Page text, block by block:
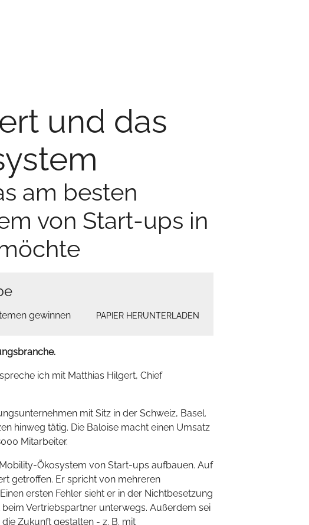
und das
am besten
von Start-ups in
gewinnen PAPIER HERUNTERLADEN
ich mit Matthias Hilgert, Chief
mit Sitz in der Schweiz, Basel.
hinweg tätig. Die Baloise macht einen Umsatz
Mitarbeiter.
Ökosystem von Start-ups aufbauen. Auf
getroffen. Er spricht von mehreren
ersten Fehler sieht er in der Nichtbesetzung
Vertriebspartner unterwegs. Außerdem sei
Zukunft gestalten - z. B. mit